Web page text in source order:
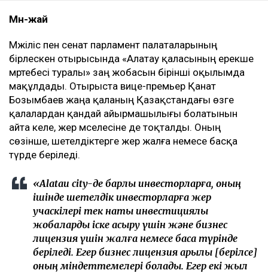
Мән-жай
Мәжіліс пен сенат парламент палаталарының
бірлескен отырысында «Алатау қаласының ерекше
мәртебесі туралы» заң жобасын бірінші оқылымда
мақұлдады. Отырыста вице-премьер Қанат
Бозымбаев жаңа қаланың Қазақстандағы өзге
қалалардан қандай айырмашылығы болатынын
айта келе, жер мәселесіне де тоқталды. Оның
сөзінше, шетелдіктерге жер жалға немесе басқа
түрде беріледі.
«Alatau city-де барлық инвесторларға, оның
ішінде шетелдік инвесторларға жер
учаскілері тек нақты инвестициялық
жобаларды іске асыру үшін және бизнес
лицензия үшін жалға немесе басқа түрінде
беріледі. Егер бизнес лицензия арқылы [берілсе]
оның міндеттемелері болады. Егер екі жыл